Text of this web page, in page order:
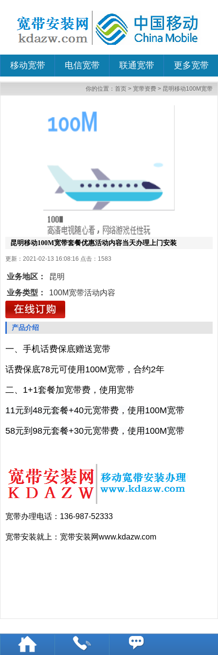
移动宽带 电信宽带 联通宽带 更多宽带
你的位置： 首页 > 宽带资费 > 昆明移动100M宽带
昆明移动100M宽带套餐优惠活动内容当天办理上门安装
更新：2021-02-13 16:08:16 点击： 1583
业务地区：
昆明
业务类型：
100M宽带活动内容
产品介绍
一、手机话费保底赠送宽带
话费保底78元可使用100M宽带，合约2年
二、1+1套餐加宽带费，使用宽带
11元到48元套餐+40元宽带费，使用100M宽带
58元到98元套餐+30元宽带费，使用100M宽带
宽带办理电话：136-987-52333
宽带安装就上：宽带安装网www.kdazw.com